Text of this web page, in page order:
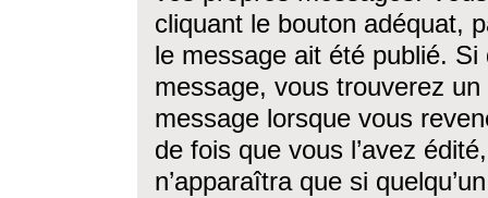
cliquant le bouton adéquat,
le message ait été publié. Si
message, vous trouverez
message lorsque vous
de fois que vous l’avez
n’apparaîtra que si